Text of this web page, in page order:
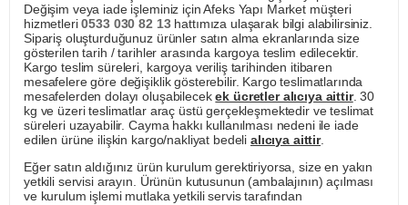
Değişim veya iade işleminiz için Afeks Yapı Market müşteri
hizmetleri0533 030 82 13hattımıza ulaşarak bilgi alabilirsiniz.
Sipariş oluşturduğunuz ürünler satın alma ekranlarında size
gösterilen tarih / tarihler arasında kargoya teslim edilecektir.
Kargo teslim süreleri, kargoya veriliş tarihinden itibaren
mesafelere göre değişiklik gösterebilir. Kargo teslimatlarında
mesafelerden dolayı oluşabilecekek ücretler alıcıya aittir. 30
kg ve üzeri teslimatlar araç üstü gerçekleşmektedir ve teslimat
süreleri uzayabilir. Cayma hakkı kullanılması nedeni ile iade
edilen ürüne ilişkin kargo/nakliyat bedeli alıcıya aittir.
Eğer satın aldığınız ürün kurulum gerektiriyorsa, size en yakın
yetkili servisi arayın. Ürünün kutusunun (ambalajının) açılması
ve kurulum işlemi mutlaka yetkili servis tarafından